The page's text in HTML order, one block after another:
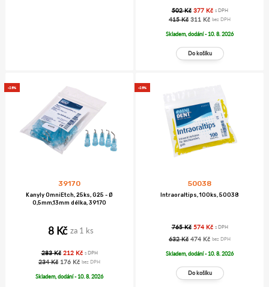
502 Kč 377 Kč s DPH
415 Kč 311 Kč bez DPH
Skladem, dodání - 10. 8. 2026
-25%
39170
Kanyly OmniEtch, 25ks, G25 - Ø
0,5mm,13mm délka, 39170
8 Kč za 1 ks
283 Kč 212 Kč s DPH
234 Kč 176 Kč bez DPH
Skladem, dodání - 10. 8. 2026
-25%
50038
Intraoraltips, 100ks, 50038
765 Kč 574 Kč s DPH
632 Kč 474 Kč bez DPH
Skladem, dodání - 10. 8. 2026